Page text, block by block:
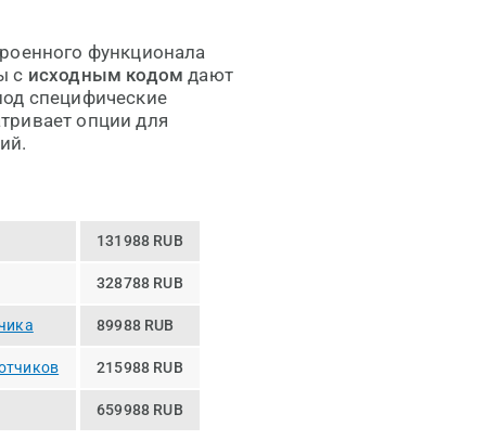
функционала
с исходным кодом дают
специфические
опции для
131988 RUB
328788 RUB
89988 RUB
215988 RUB
659988 RUB